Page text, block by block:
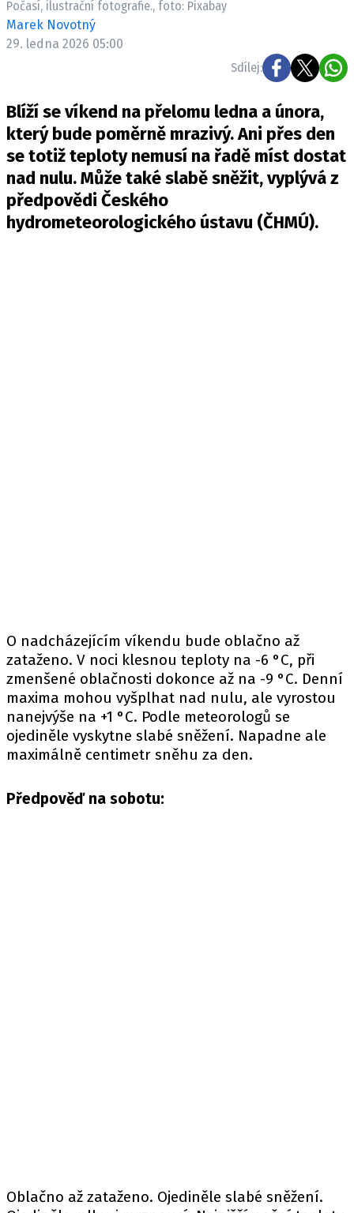
Pošlete e-mail na newsbox.cz
KONTAKT
VYDAVATEL
INZERCE
OSOBNÍ ÚDAJE / COOKIES
VOLNÁ MÍSTA
Počasí, ilustrační fotografie., foto: Pixabay
Marek Novotný
29. ledna 2026 05:00
Sdílej:
Blíží se víkend na přelomu ledna a února,
který bude poměrně mrazivý. Ani přes den
se totiž teploty nemusí na řadě míst dostat
nad nulu. Může také slabě sněžit, vyplývá z
předpovědi Českého
hydrometeorologického ústavu (ČHMÚ).
O nadcházejícím víkendu bude oblačno až
zataženo. V noci klesnou teploty na -6 °C, při
zmenšené oblačnosti dokonce až na -9 °C. Denní
maxima mohou vyšplhat nad nulu, ale vyrostou
nanejvýše na +1 °C. Podle meteorologů se
ojediněle vyskytne slabé sněžení. Napadne ale
maximálně centimetr sněhu za den.
Předpověď na sobotu:
Oblačno až zataženo. Ojediněle slabé sněžení.